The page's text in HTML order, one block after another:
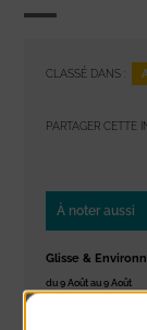
CLASSÉ DANS :
PARTAGER CETTE
À noter aussi
Glisse &
du 9 Août au 9 Août